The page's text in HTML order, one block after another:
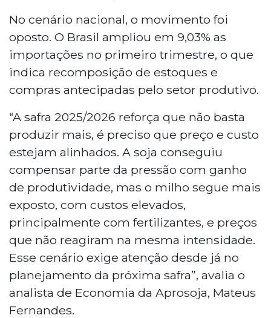
exigindo mais grãos para adquirir
insumos e reduzindo margens dos
produtores.
No cenário nacional, o movimento foi
oposto. O Brasil ampliou em 9,03% as
importações no primeiro trimestre, o que
indica recomposição de estoques e
compras antecipadas pelo setor produtivo.
“A safra 2025/2026 reforça que não basta
produzir mais, é preciso que preço e custo
estejam alinhados. A soja conseguiu
compensar parte da pressão com ganho
de produtividade, mas o milho segue mais
exposto, com custos elevados,
principalmente com fertilizantes, e preços
que não reagiram na mesma intensidade.
Esse cenário exige atenção desde já no
planejamento da próxima safra”, avalia o
analista de Economia da Aprosoja, Mateus
Fernandes.